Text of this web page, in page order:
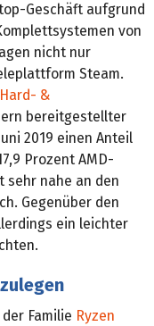
Geschäft aufgrund
von
nicht nur
Steam.
&
bereitgestellter
2019 einen Anteil
Prozent AMD-
sehr nahe an den
Gegenüber den
ein leichter
der Familie Ryzen